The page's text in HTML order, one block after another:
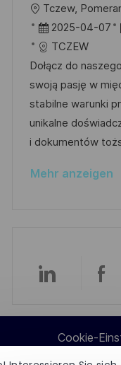
i
c
h
u
n
g
i
O
r
t
Tczew,
D
a
t
u
m
d
e
V
f
n
2025-04-07
b
I
TCZEW
Dołącz do
swoją pasję w
stabilne warunki
unikalne
i dokumentów
Mehr anzeigen
Über
LinkedIn
teilen
Cookie-